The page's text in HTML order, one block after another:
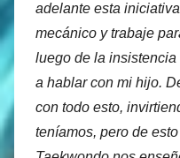
adelante esta
mecánico y trabaje
luego de la
a hablar con mi hijo.
con todo esto,
teníamos, pero de